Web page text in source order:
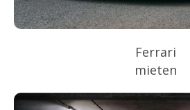
Ferrari
mieten